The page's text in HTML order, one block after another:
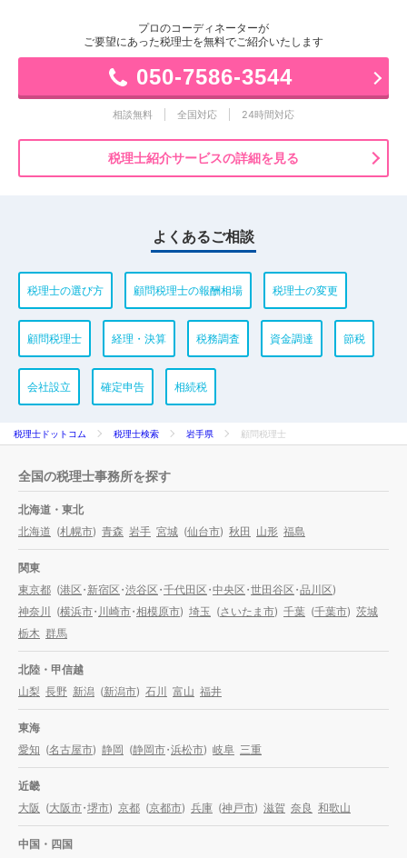
プロのコーディネーターが
ご要望にあった税理士を無料でご紹介いたします
050-7586-3544
相談無料 全国対応 24時間対応
税理士紹介サービスの詳細を見る
よくあるご相談
税理士の選び方 顧問税理士の報酬相場 税理士の変更
顧問税理士 経理・決算 税務調査 資金調達 節税
会社設立 確定申告 相続税
税理士ドットコム 税理士検索 岩手県 顧問税理士
全国の税理士事務所を探す
北海道・東北
北海道 (札幌市) 青森 岩手 宮城 (仙台市) 秋田 山形 福島
関東
東京都 (港区・新宿区・渋谷区・千代田区・中央区・世田谷区・品川区)
神奈川
(横浜市・川崎市・相模原市) 埼玉 (さいたま市) 千葉 (千葉市) 茨城
栃木 群馬
北陸・甲信越
山梨 長野 新潟 (新潟市) 石川 富山 福井
東海
愛知 (名古屋市) 静岡 (静岡市・浜松市) 岐阜 三重
近畿
大阪 (大阪市・堺市) 京都 (京都市) 兵庫 (神戸市) 滋賀 奈良 和歌山
中国・四国